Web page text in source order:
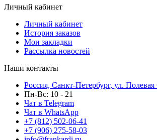
Личный кабинет
Личный кабинет
История заказов
Мои закладки
Рассылка новостей
Наши контакты
Россия, Санкт-Петербург, ул.
Пн-Вс: 10 - 21
Чат в Telegram
Чат в WhatsApp
+7 (812) 502-06-41
+7 (906) 275-58-03